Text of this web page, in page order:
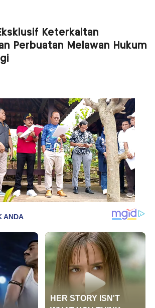
Keterkaitan
Perbuatan Melawan Hukum